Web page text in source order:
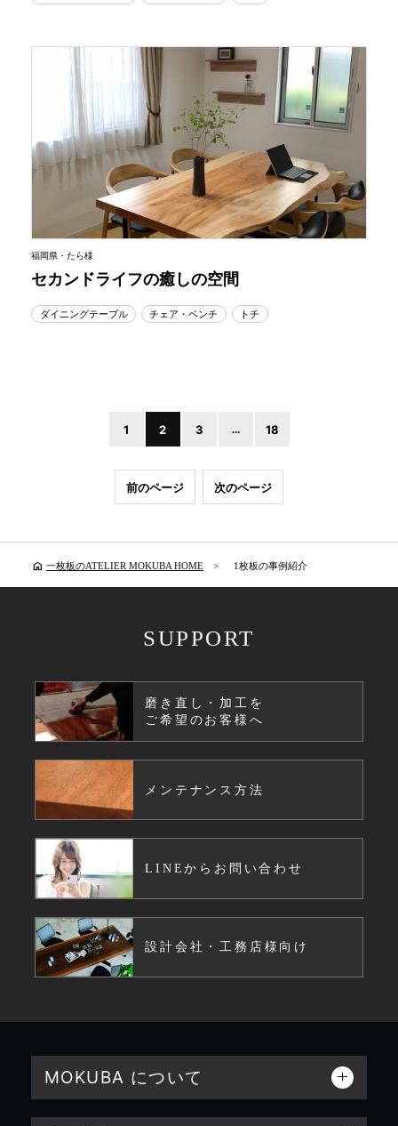
福岡県・たら様
セカンドライフの癒しの空間
ダイニングテーブル チェア・ベンチ トチ
前のページ
1 2 3 ... 18
次のページ
home 一枚板のATELIER MOKUBA HOME 1枚板の事例紹介
SUPPORT
磨き直し・加工を
ご希望のお客様へ
メンテナンス方法
LINEからお問い合わせ
設計会社・工務店様向け
MOKUBA について